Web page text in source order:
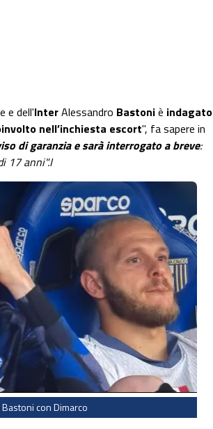
e dell'InterAlessandro Bastoniè indagato
nell’inchiesta escort", fa sapere in
di garanzia e sarà interrogato a breve:
17 anni".I
con Dimarco